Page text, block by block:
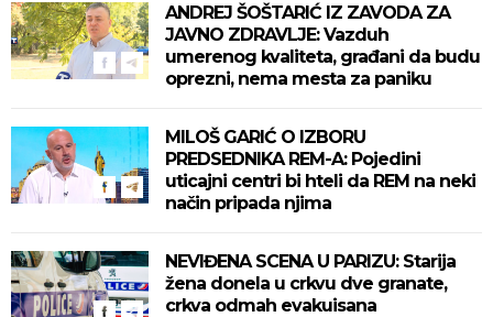
ANDREJ ŠOŠTARIĆ IZ ZAVODA ZA
JAVNO ZDRAVLJE: Vazduh
umerenog kvaliteta, građani da budu
oprezni, nema mesta za paniku
MILOŠ GARIĆ O IZBORU
PREDSEDNIKA REM-A: Pojedini
uticajni centri bi hteli da REM na neki
način pripada njima
NEVIĐENA SCENA U PARIZU: Starija
žena donela u crkvu dve granate,
crkva odmah evakuisana